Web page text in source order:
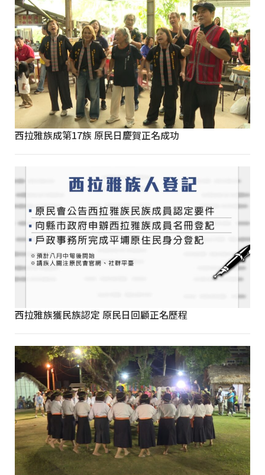
西拉雅族成第17族 原民日慶賀正名成功
西拉雅族獲民族認定 原民日回顧正名歷程